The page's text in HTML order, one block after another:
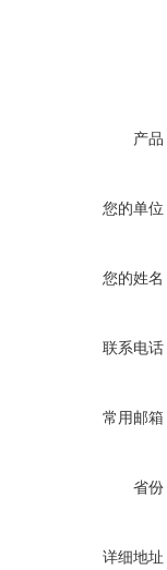
产品
您的单位
您的姓名
联系电话
常用邮箱
省份
详细地址